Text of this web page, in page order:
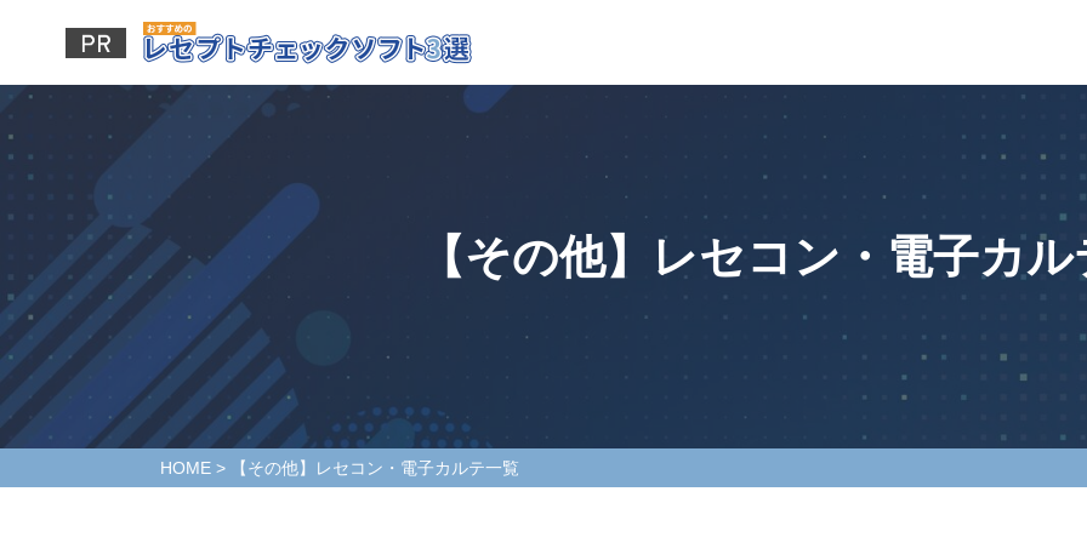
【その他】レセコン・電子カ
HOME > 【その他】レセコン・電子カルテ一覧